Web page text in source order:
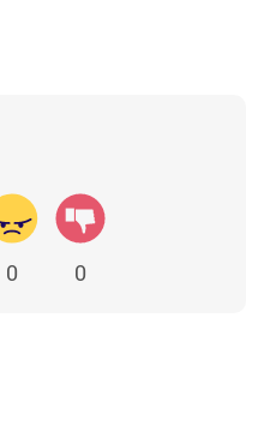
0 0